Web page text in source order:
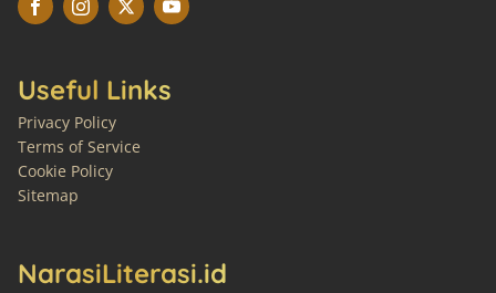
Useful Links
Privacy Policy
Terms of Service
Cookie Policy
Sitemap
NarasiLiterasi.id